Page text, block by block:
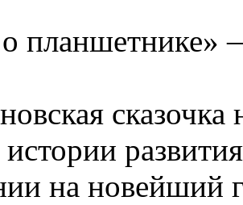
о
сказочка
на новейший